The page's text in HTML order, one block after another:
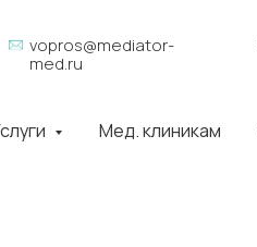
vopros@mediator-
med.ru
Мед. клиникам